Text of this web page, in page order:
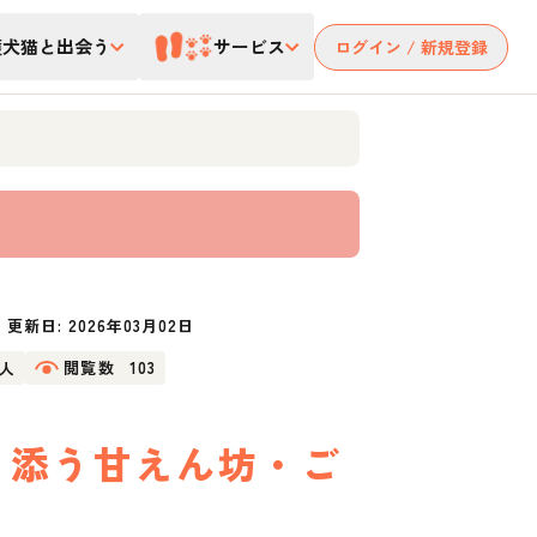
猫と出会う サービス ログイン / 新規登録
更新日: 2026年03月02日
閲覧数 103
う甘えん坊・ご